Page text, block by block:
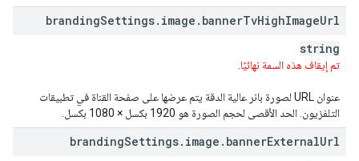
brandingSettings. image . bannerTvHighImageUrl
string
تم إيقاف هذه السمة نهائيًا.
عنوان URL لصورة بانر عالية الدقة يتم عرضها على صفحة القناة في تطبيقات
التلفزيون. الحد الأقصى لحجم الصورة هو 1920 بكسل × 1080 بكسل.
brandingSettings. image . bannerExternalUrl